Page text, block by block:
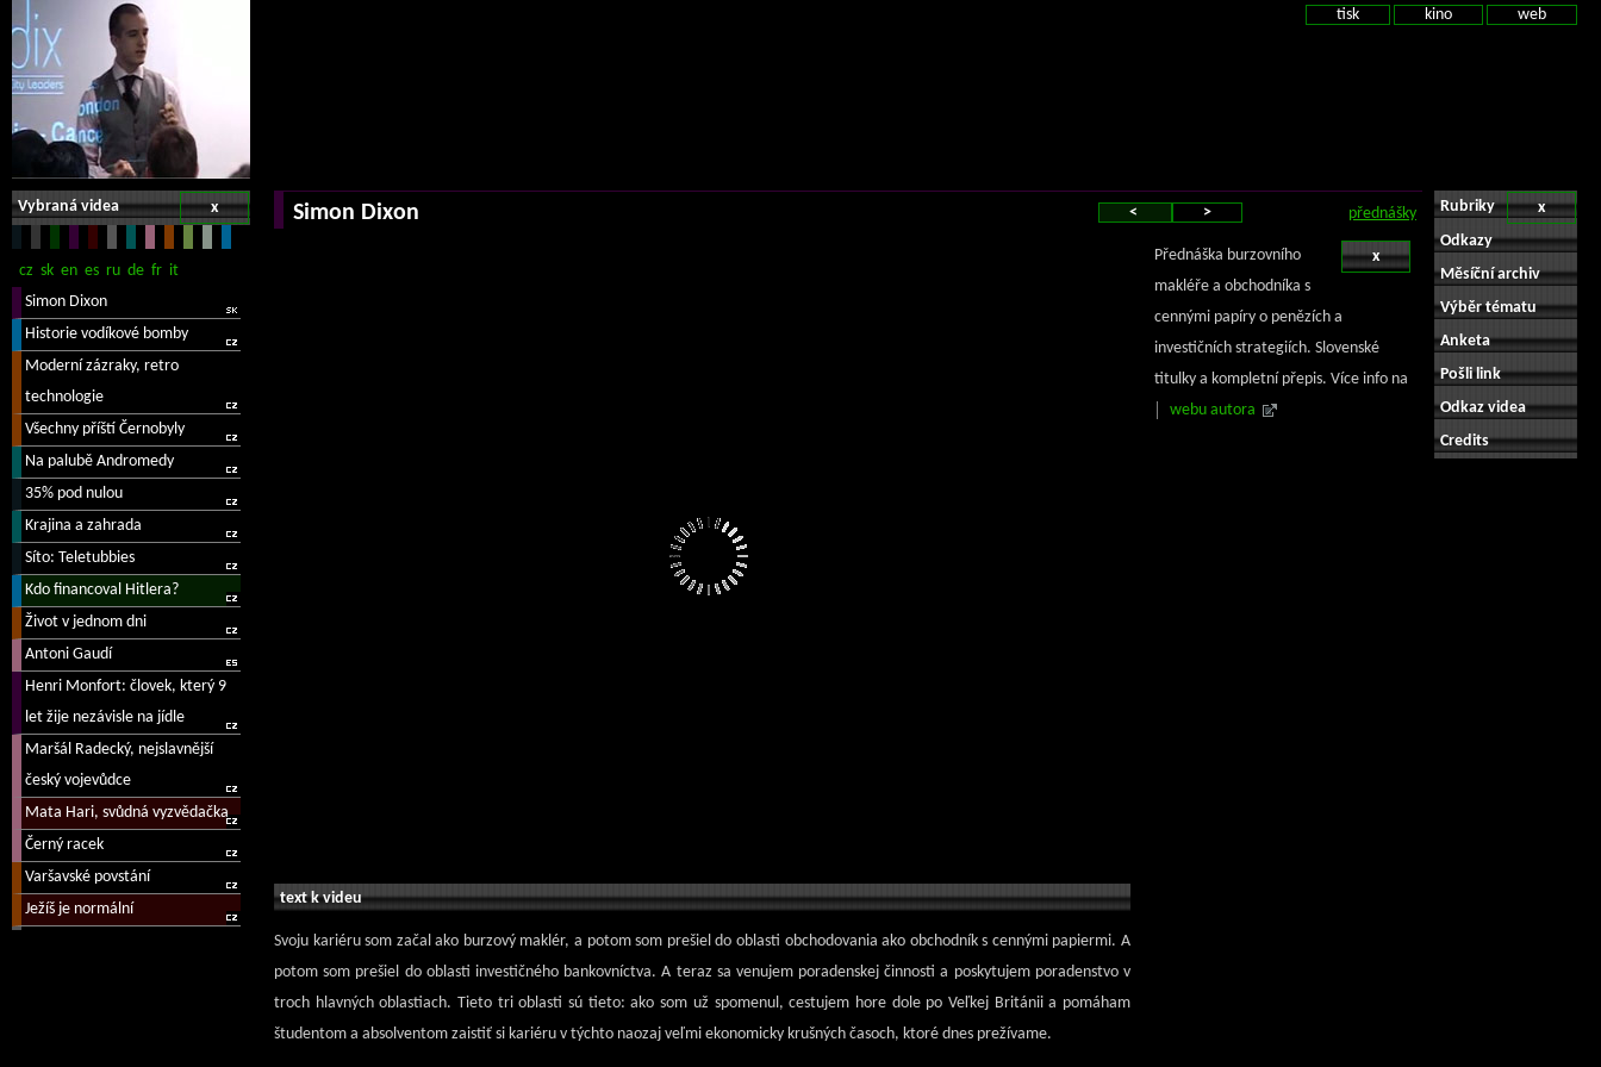
tisk kino web
x
Vybraná videa přednášky
< >
Simon Dixon
text k videu
Svoju kariéru som začal ako burzový maklér, a potom som prešiel do oblasti obchodovania ako obchodník s cennými papiermi. A
potom som prešiel do oblasti investičného bankovníctva. A teraz sa venujem poradenskej činnosti a poskytujem poradenstvo v
troch hlavných oblastiach. Tieto tri oblasti sú tieto: ako som už spomenul, cestujem hore dole po Veľkej Británii a pomáham
študentom a absolventom zaistiť si kariéru v týchto naozaj veľmi ekonomicky krušných časoch, ktoré dnes prežívame.
x
Přednáška burzovního
makléře a obchodníka s
cennými papíry o penězích a
investičních strategiích. Slovenské
titulky a kompletní přepis. Více info na
webu autora
x
Rubriky
Odkazy
Měsíční archiv
Výběr tématu
Anketa
Pošli link
Odkaz videa
Credits